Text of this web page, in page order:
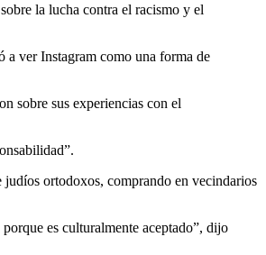
la lucha contra el racismo y el
a ver Instagram como una forma de
sobre sus experiencias con el
ortodoxos, comprando en vecindarios
es culturalmente aceptado”, dijo